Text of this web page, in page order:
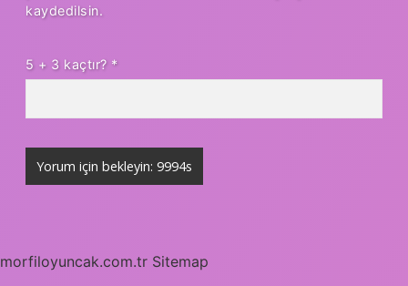
kaydedilsin.
5 + 3 kaçtır? *
morfiloyuncak.com.tr Sitemap